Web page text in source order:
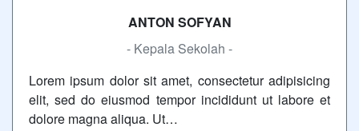
ANTON SOFYAN
- Kepala Sekolah -
Lorem ipsum dolor sit amet, consectetur adipisicing
elit, sed do eiusmod tempor incididunt ut labore et
dolore magna aliqua. Ut…